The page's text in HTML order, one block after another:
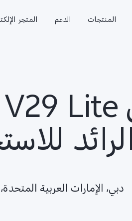
المنتجات الدعم المتجر
دبي، الإمارات العربية المتحدة، 19 يونيو 2023